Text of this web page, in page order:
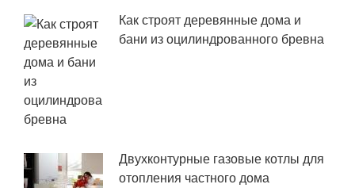
Как строят деревянные дома и
бани из оцилиндрованного бревна
Двухконтурные газовые котлы для
отопления частного дома